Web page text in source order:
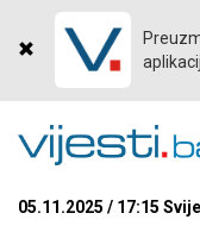
05.11.2025 / 17:15